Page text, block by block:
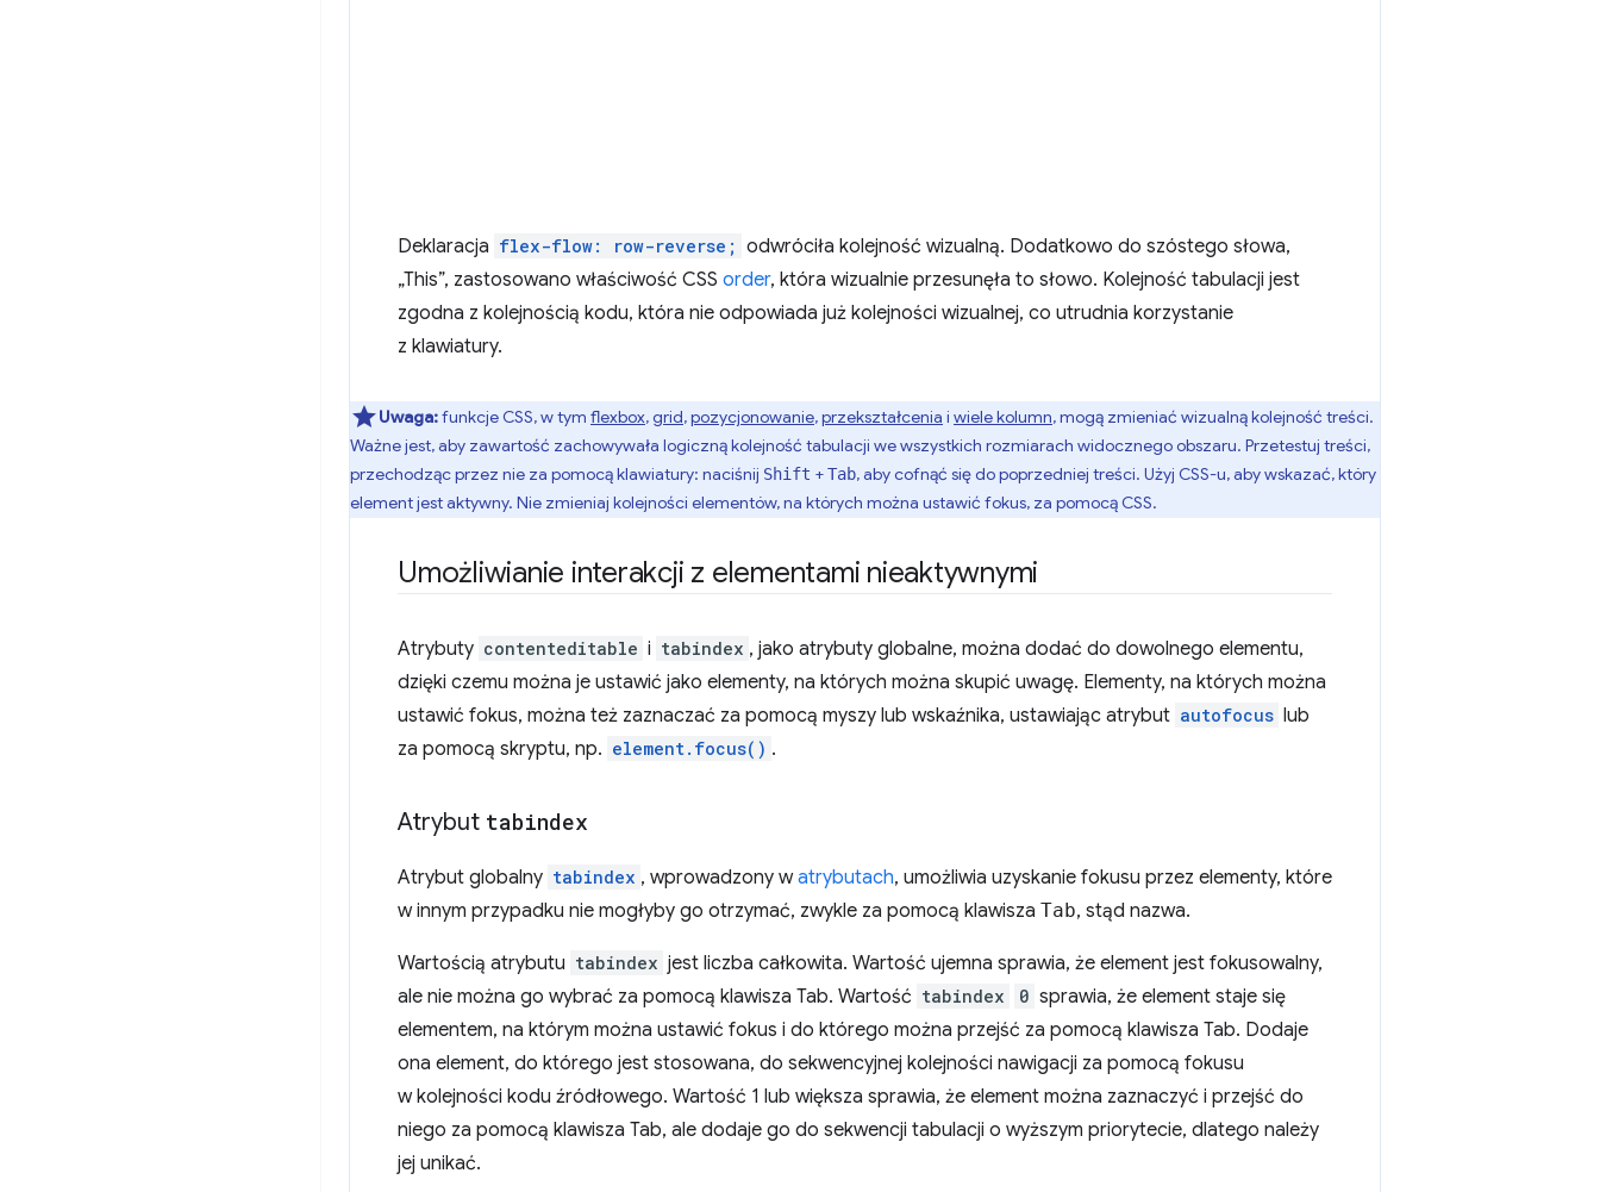
Deklaracja flex-flow: row-reverse; odwróciła kolejność wizualną. Dodatkowo do szóstego słowa,
„This”, zastosowano właściwość CSS order, która wizualnie przesunęła to słowo. Kolejność tabulacji jest
zgodna z kolejnością kodu, która nie odpowiada już kolejności wizualnej, co utrudnia korzystanie
z klawiatury.
Uwaga:funkcje CSS, w tym flexbox,grid,pozycjonowanie,przekształcenia i wiele kolumn, mogą zmieniać wizualną kolejność treści.
Ważne jest, aby zawartość zachowywała logiczną kolejność tabulacji we wszystkich rozmiarach widocznego obszaru. Przetestuj treści,
przechodząc przez nie za pomocą klawiatury: naciśnij Shift +Tab, aby cofnąć się do poprzedniej treści. Użyj CSS-u, aby wskazać, który
element jest aktywny. Nie zmieniaj kolejności elementów, na których można ustawić fokus, za pomocą CSS.
Umożliwianie interakcji z elementami nieaktywnymi
Atrybuty contenteditable i tabindex , jako atrybuty globalne, można dodać do dowolnego elementu,
dzięki czemu można je ustawić jako elementy, na których można skupić uwagę. Elementy, na których można
ustawić fokus, można też zaznaczać za pomocą myszy lub wskaźnika, ustawiając atrybut autofocus lub
za pomocą skryptu, np. element.focus() .
Atrybut tabindex
Atrybut globalny tabindex , wprowadzony watrybutach, umożliwia uzyskanie fokusu przez elementy, które
w innym przypadku nie mogłyby go otrzymać, zwykle za pomocą klawisza Tab, stąd nazwa.
Wartością atrybutu tabindex jest liczba całkowita. Wartość ujemna sprawia, że element jest fokusowalny,
ale nie można go wybrać za pomocą klawisza Tab. Wartość tabindex 0 sprawia, że element staje się
elementem, na którym można ustawić fokus i do którego można przejść za pomocą klawisza Tab. Dodaje
ona element, do którego jest stosowana, do sekwencyjnej kolejności nawigacji za pomocą fokusu
w kolejności kodu źródłowego. Wartość 1 lub większa sprawia, że element można zaznaczyć i przejść do
niego za pomocą klawisza Tab, ale dodaje go do sekwencji tabulacji o wyższym priorytecie, dlatego należy
jej unikać.